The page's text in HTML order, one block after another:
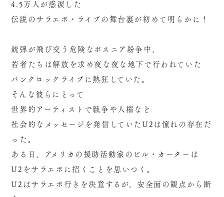
4.5万人が感涙した
伝説のサラエボ・ライブの舞台裏が初めて明らかに！
銃弾が飛び交う危険なボスニア紛争中、
若者たちは解放を求め夜な夜な地下で行われていた
パンクロックライブに熱狂していた。
そんな彼らにとって
世界的アーティストで戦争や人権など
社会的なメッセージを発信していたU2は憧れの存在だ
った。
ある日、アメリカの援助活動家のビル・カーターは
U2をサラエボに招くことを思いつく。
U2はサラエボ行きを決意するが、安全面の観点から断